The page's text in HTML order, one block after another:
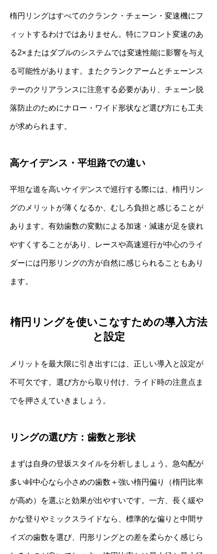
楕円リングはすべてのクランク・チェーン・変速機にフ
ィットするわけではありません。特にフロント変速のあ
る2×またはダブルのシステムでは変速性能に影響を与え
る可能性があります。またクランクアームとチェーンス
テーのクリアランスに注意する必要があり、チェーン脱
落防止のためにナロー・ワイド形状など選び方にも工夫
が求められます。
高ケイデンス・平坦路での違い
平坦な道を高いケイデンスで巡行する際には、楕円リン
グのメリットが薄くなるか、むしろ負担と感じることが
あります。有効歯数の変動による加速・減速が足を疲れ
やすくすることがあり、レースや高速巡行が中心のライ
ダーには円形リングの方が自然に感じられることもあり
ます。
楕円リングを使いこなすための導入方法
と設定
メリットを最大限に引き出すには、正しい導入と設定が
不可欠です。選び方から取り付け、ライド時の注意点ま
でを押さえていきましょう。
リングの選び方：歯数と形状
まずは自身の登坂スタイルを分析しましょう。急勾配が
多い峠中心なら小さめの歯数＋強い楕円偏り（楕円比率
が高め）を選ぶと効果が出やすいです。一方、長く緩や
かな登りやミックスライドなら、標準的な偏りと中間サ
イズの歯数を選び、円形リングとの差を柔らかく感じら